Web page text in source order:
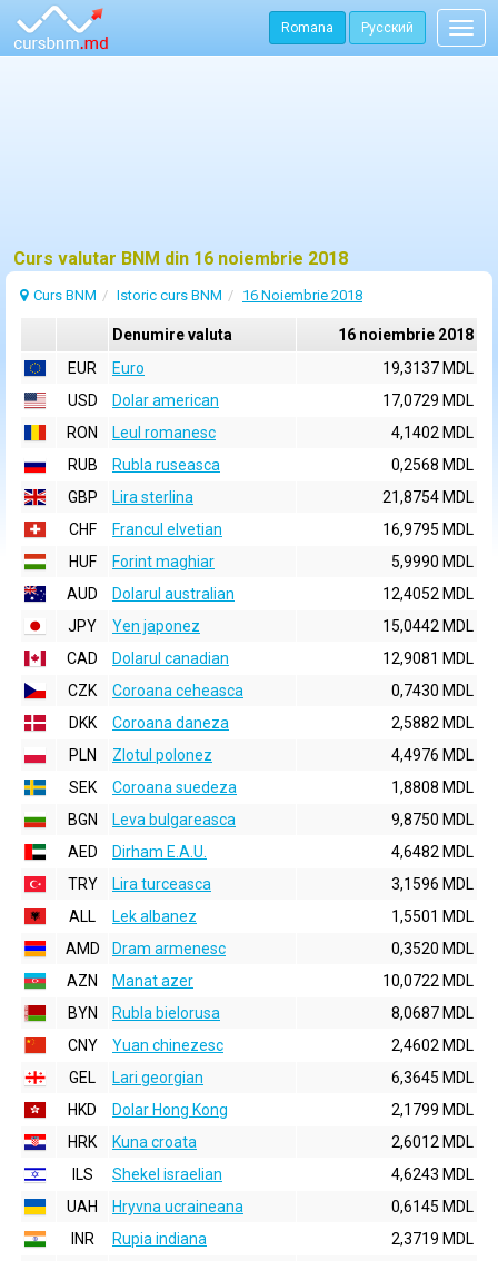
Romana Русский
Curs valutar BNM din 16 noiembrie 2018
Curs BNM Istoric curs BNM 16 Noiembrie 2018
Denumire valuta
16 noiembrie 2018
EUR
Euro
19,3137 MDL
USD
Dolar american
17,0729 MDL
RON
Leul romanesc
4,1402 MDL
RUB
Rubla ruseasca
0,2568 MDL
GBP
Lira sterlina
21,8754 MDL
CHF
Francul elvetian
16,9795 MDL
HUF
Forint maghiar
5,9990 MDL
AUD
Dolarul australian
12,4052 MDL
JPY
Yen japonez
15,0442 MDL
CAD
Dolarul canadian
12,9081 MDL
CZK
Coroana ceheasca
0,7430 MDL
DKK
Coroana daneza
2,5882 MDL
PLN
Zlotul polonez
4,4976 MDL
SEK
Coroana suedeza
1,8808 MDL
BGN
Leva bulgareasca
9,8750 MDL
AED
Dirham E.A.U.
4,6482 MDL
TRY
Lira turceasca
3,1596 MDL
ALL
Lek albanez
1,5501 MDL
AMD
Dram armenesc
0,3520 MDL
AZN
Manat azer
10,0722 MDL
BYN
Rubla bielorusa
8,0687 MDL
CNY
Yuan chinezesc
2,4602 MDL
GEL
Lari georgian
6,3645 MDL
HKD
Dolar Hong Kong
2,1799 MDL
HRK
Kuna croata
2,6012 MDL
ILS
Shekel israelian
4,6243 MDL
UAH
Hryvna ucraineana
0,6145 MDL
INR
Rupia indiana
2,3719 MDL